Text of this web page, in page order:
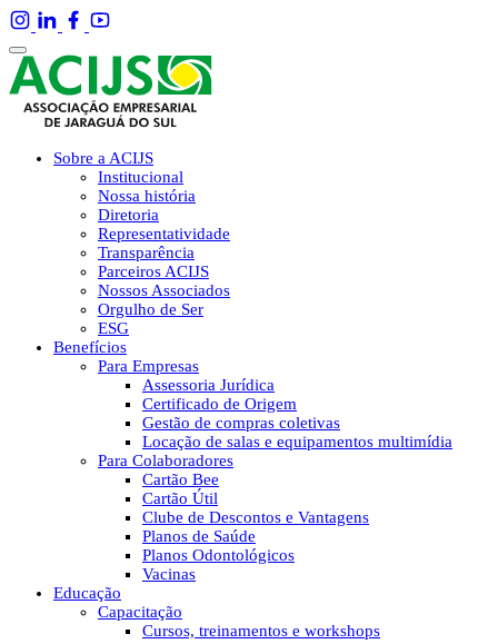
Sobre a ACIJS
Institucional
Nossa história
Diretoria
Representatividade
Transparência
Parceiros ACIJS
Nossos Associados
Orgulho de Ser
ESG
Benefícios
Para Empresas
Assessoria Jurídica
Certificado de Origem
Gestão de compras coletivas
Locação de salas e equipamentos multimídia
Para Colaboradores
Cartão Bee
Cartão Útil
Clube de Descontos e Vantagens
Planos de Saúde
Planos Odontológicos
Vacinas
Educação
Capacitação
Cursos, treinamentos e workshops